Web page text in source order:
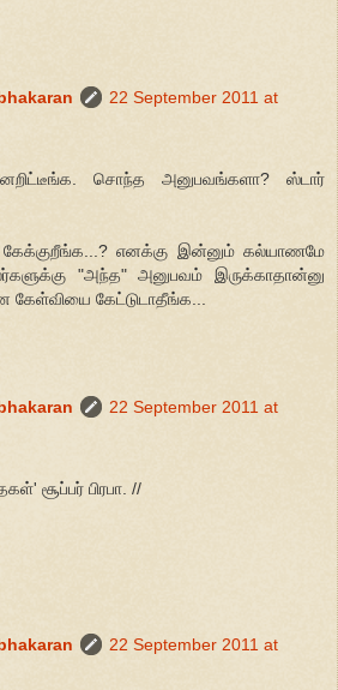
22 September 2011 at
சொந்த அனுபவங்களா? ஸ்டார்
எனக்கு இன்னும் கல்யாணமே
"அந்த" அனுபவம் இருக்காதான்னு
கேட்டுடாதீங்க...
22 September 2011 at
சூப்பர் பிரபா. //
22 September 2011 at